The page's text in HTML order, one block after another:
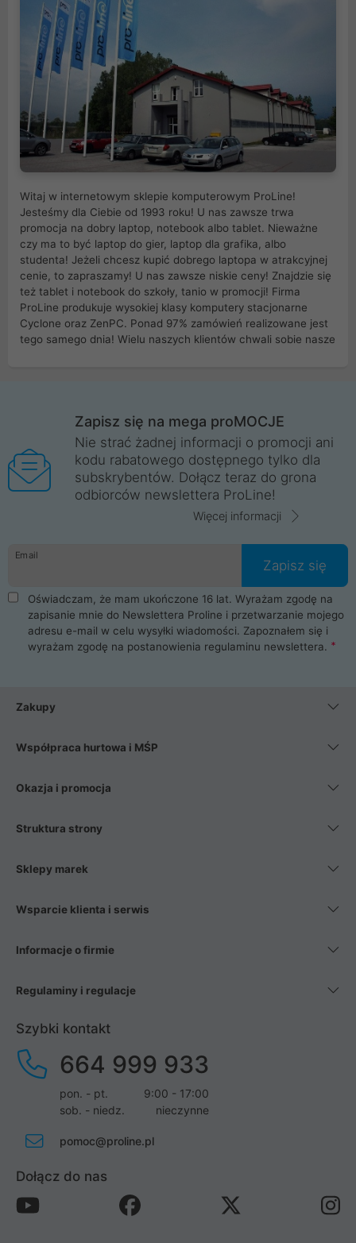
Witaj w internetowym sklepie komputerowym ProLine!
Jesteśmy dla Ciebie od 1993 roku! U nas zawsze trwa
promocja na dobry laptop, notebook albo tablet. Nieważne
czy ma to być laptop do gier, laptop dla grafika, albo
studenta! Jeżeli chcesz kupić dobrego laptopa w atrakcyjnej
cenie, to zapraszamy! U nas zawsze niskie ceny! Znajdzie się
też tablet i notebook do szkoły, tanio w promocji! Firma
ProLine produkuje wysokiej klasy komputery stacjonarne
Cyclone oraz ZenPC. Ponad 97% zamówień realizowane jest
tego samego dnia! Wielu naszych klientów chwali sobie nasze
Wrocław, Poznań, Legnica, Katowice, Gliwice, Kalisz, Bytom,
Trzebnica, Opole. Szybka i profesjonalna obsługa!
ProLine to polska firma ze 100% polskim kapitałem. Działamy
legalnie i płacimy podatki w naszym kraju! Posiadamy siedzibę
główną w Mirkowie oraz salony na terenie kraju. Cała
komunikacja ze sklepem komputerowym ProLine jest
danych osobowych. Dlatego zakup notebooka albo laptopa w
ProLine to czysta przyjemność i pełne bezpieczeństwo.
Zaopatrzysz się u nas w akcesoria i części komputerowe
takie jak procesory, karty graficzne, płyty główne, pamięci,
dyski SSD, M.2 oraz HDD. Nasi pracownicy pomogą Ci wybrać
najlepszy zasilacz komputerowy oraz obudowę do komputera.
Poza komputerami mamy również najlepsze na rynku
Smartfony takich producentów jak Xiaomi, Apple, Samsung i
wentylatory. Na koniec mając już to wszystko, możesz
Zapisz się na mega proMOCJE
Nie strać żadnej informacji o promocji ani
kodu rabatowego dostępnego tylko dla
subskrybentów. Dołącz teraz do grona
odbiorców newslettera ProLine!
Więcej informacji
Email
Zapisz się
Oświadczam, że mam ukończone 16 lat. Wyrażam zgodę na
zapisanie mnie do Newslettera Proline i przetwarzanie mojego
adresu e-mail w celu wysyłki wiadomości. Zapoznałem się i
wyrażam zgodę na postanowienia regulaminu newslettera.
Zakupy
Współpraca hurtowa i MŚP
Okazja i promocja
Struktura strony
Sklepy marek
Wsparcie klienta i serwis
Informacje o firmie
Regulaminy i regulacje
Szybki kontakt
664 999 933
pon. - pt.
9:00 - 17:00
sob. - niedz.
nieczynne
pomoc@proline.pl
Dołącz do nas